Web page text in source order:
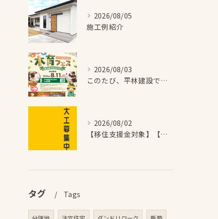
2026/08/05
施工例紹介
2026/08/03
このたび、平林建設では、お子さまが木とふれあい・木について学...
2026/08/02
【移住支援金対象】【未経験歓迎】大多喜町で「見えないところも...
タグ Tags